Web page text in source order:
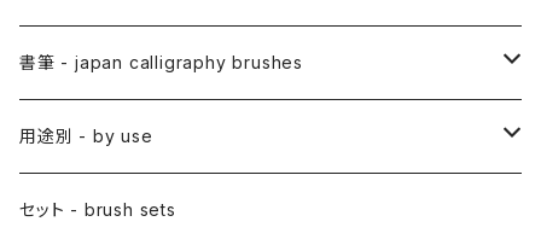
アニメ用線描筆
アニメ用平筆
絵手紙用筆 / ETEGAMI (pic letter)
彩色筆 / SAISHIKI (color)
面相筆 / MENSO (line,detail)
絵刷毛 / EBAKE (paint brushs)
日本画用絵刷毛
アニメ用絵刷毛
スリ込刷毛 / SURIKOMIBAKE (stencil)
差指刷毛 / SASHIBAKE (silk dyeing)
書筆 - japan calligraphy brushes
小筆
仮名用
用途別 - by use
日本画 - japanese-style painting
セット - brush sets